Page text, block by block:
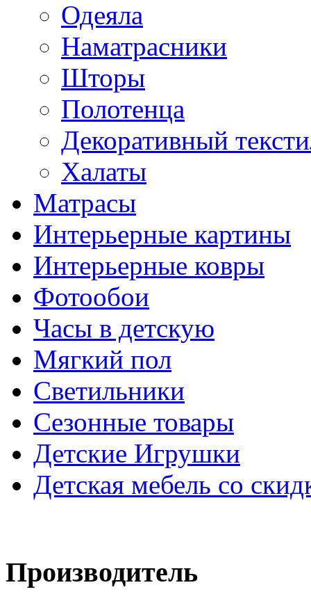
Одеяла
Наматрасники
Шторы
Полотенца
Декоративный
Халаты
Матрасы
Интерьерные картины
Интерьерные ковры
Фотообои
Часы в детскую
Мягкий пол
Светильники
Сезонные товары
Детские Игрушки
Детская мебель со
Производитель